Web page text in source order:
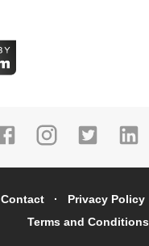
Contact Privacy Policy
Terms and Conditions